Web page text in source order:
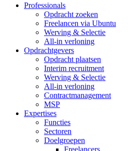
Professionals
Opdracht zoeken
Freelancen via Ubuntu
Werving & Selectie
All-in verloning
Opdrachtgevers
Opdracht plaatsen
Interim recruitment
Werving & Selectie
All-in verloning
Contractmanagement
MSP
Expertises
Functies
Sectoren
Doelgroepen
Freelancers